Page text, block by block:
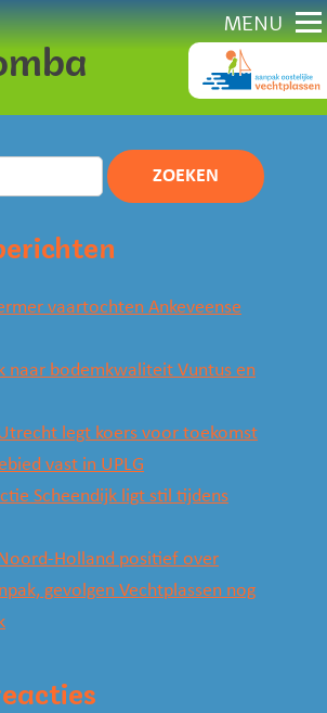
MENU
vaartochten Ankeveense
naar bodemkwaliteit Vuntus en
legt koers voor toekomst
vast in UPLG
Scheendijk ligt stil tijdens
Holland positief over
gevolgen Vechtplassen nog